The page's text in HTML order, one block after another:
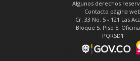
Algunos derechos
Contacto página
Cr. 33 No. 5 - 121 Las
Bloque 5, Piso 5, Oficina
PQRSD'F